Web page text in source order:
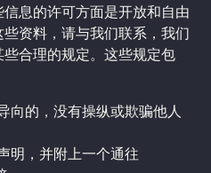
息的许可方面是开放和自由
资料，请与我们联系，我们
合理的规定。这些规定包
向的，没有操纵或欺骗他人
明，并附上一个通往